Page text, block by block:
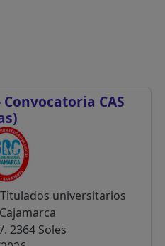
Convocatoria CAS
Titulados universitarios
Cajamarca
. 2364 Soles